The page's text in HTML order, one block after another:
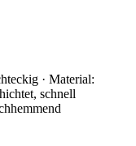
· Material:
schnell